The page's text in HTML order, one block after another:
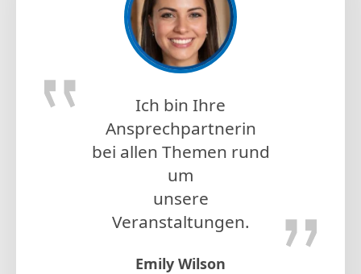
Ich bin Ihre
Ansprechpartnerin
bei allen Themen rund
um
unsere
Veranstaltungen.
Emily Wilson